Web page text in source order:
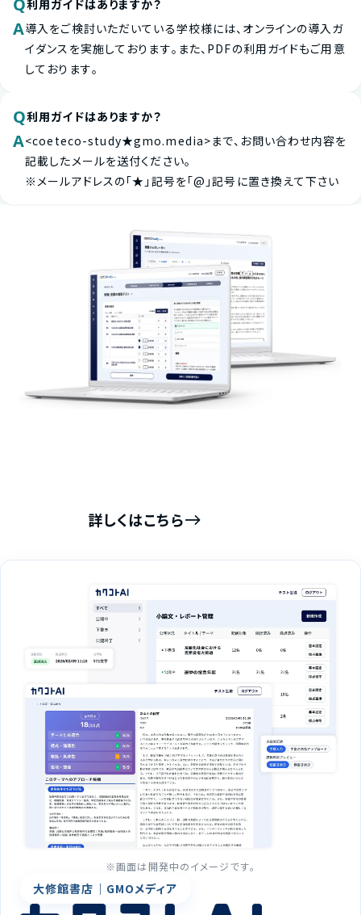
利用ガイドはありますか？
A導入をご検討いただいている学校様には、オンラインの導入ガ
イダンスを実施しております。また、PDFの利用ガイドもご用意
しております。
Q利用ガイドはありますか？
A<coeteco-study★gmo.media>まで、お問い合わせ内容を
記載したメールを送付ください。
※メールアドレスの「★」記号を「@」記号に置き換えて下さい
詳しくはこちら
※画面は開発中のイメージです。
大修館書店｜GMOメディア